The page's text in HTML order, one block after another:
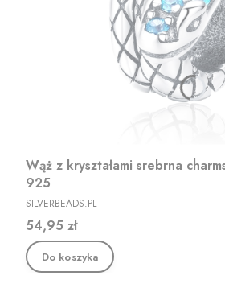
Wąż z kryształami srebrna
925
PRODUCENT
SILVERBEADS.PL
Cena
54,95 zł
Do koszyka